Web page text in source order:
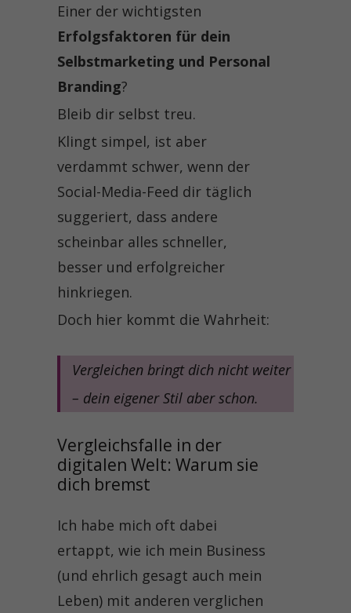
Einer der wichtigsten
Erfolgsfaktoren für dein
Selbstmarketing und Personal
Branding?
Bleib dir selbst treu.
Klingt simpel, ist aber
verdammt schwer, wenn der
Social-Media-Feed dir täglich
suggeriert, dass andere
scheinbar alles schneller,
besser und erfolgreicher
hinkriegen.
Doch hier kommt die Wahrheit:
Vergleichen bringt dich nicht weiter
– dein eigener Stil aber schon.
Vergleichsfalle in der
digitalen Welt: Warum sie
dich bremst
Ich habe mich oft dabei
ertappt, wie ich mein Business
(und ehrlich gesagt auch mein
Leben) mit anderen verglichen